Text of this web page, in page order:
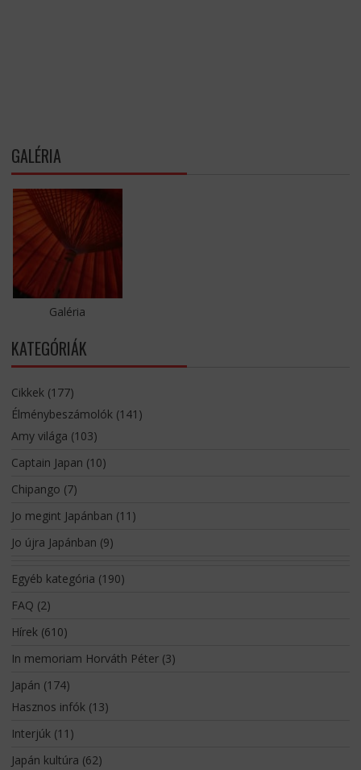
GALÉRIA
Galéria
KATEGÓRIÁK
Cikkek(177)
Élménybeszámolók(141)
Amy világa (103)
Captain Japan (10)
Chipango (7)
Jo megint Japánban (11)
Jo újra Japánban (9)
Egyéb kategória (190)
FAQ (2)
Hírek(610)
In memoriam Horváth Péter(3)
Japán (174)
Hasznos infók(13)
Interjúk(11)
Japán kultúra (62)